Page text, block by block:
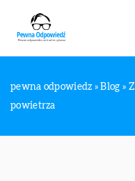
pewna odpowiedz »Blog »
powietrza